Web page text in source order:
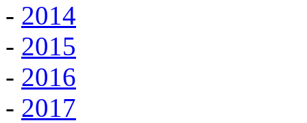
- 2014
- 2015
- 2016
- 2017